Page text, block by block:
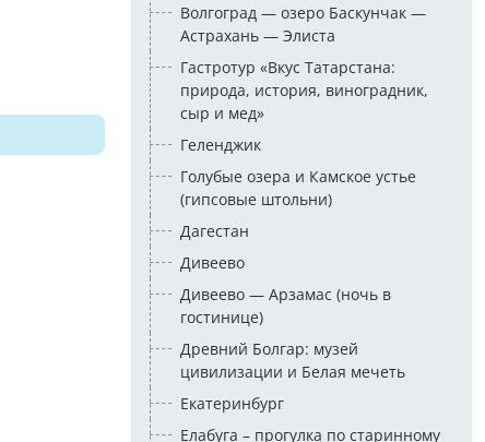
Волгоград — озеро Баскунчак —
Астрахань — Элиста
Гастротур «Вкус Татарстана:
природа, история, виноградник,
сыр и мед»
Геленджик
Голубые озера и Камское устье
(гипсовые штольни)
Дагестан
Дивеево
Дивеево — Арзамас (ночь в
гостинице)
Древний Болгар: музей
цивилизации и Белая мечеть
Екатеринбург
Елабуга – прогулка по старинному